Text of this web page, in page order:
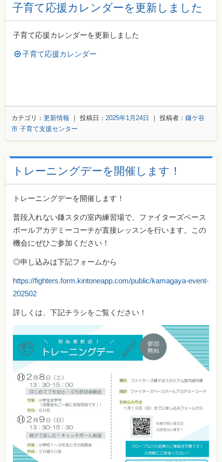
子育て応援カレンダーを更新しました
子育て応援カレンダーを更新しました
子育て応援カレンダー
カテゴリ： 更新情報 ｜ 投稿日： 2025年1月24日 ｜ 投稿者： 鎌ケ谷
市 子育て支援センター
トレーニングデーを開催します！
トレーニングデーを開催します！
普段入れない鎌スタの室内練習場で、ファイターズベース
ボールアカデミーコーチが直接レッスンを行います。
この
機会にぜひご参加ください！
◎申し込みは下記フォームから
https://fighters.form.kintoneapp.com/public/kamagaya-event-
202502
詳しくは、下記チラシをご覧ください！